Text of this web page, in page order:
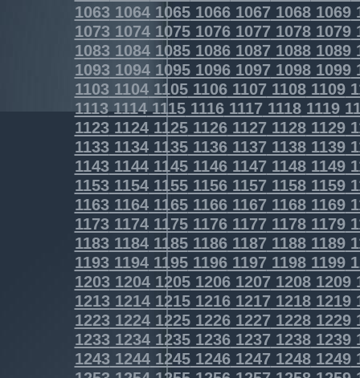
1063106410651066106710681069
1073107410751076107710781079
1083108410851086108710881089
1093109410951096109710981099
1103110411051106110711081109
1113111411151116111711181119
1123112411251126112711281129
1133113411351136113711381139
1143114411451146114711481149
1153115411551156115711581159
1163116411651166116711681169
1173117411751176117711781179
1183118411851186118711881189
1193119411951196119711981199
1203120412051206120712081209
1213121412151216121712181219
1223122412251226122712281229
1233123412351236123712381239
1243124412451246124712481249